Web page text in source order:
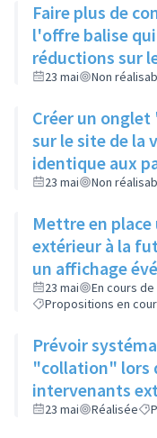
Faire plus de
l'offre balise
réductions sur
23 mai Non
Créer un
sur le site de la
identique aux
publiée avec
culturel de
23 mai Non
Mettre en
extérieur à la
un affichage
23 mai
En cours
Propositions en
Prévoir
"collation" lors
intervenants
23 mai Réalisée